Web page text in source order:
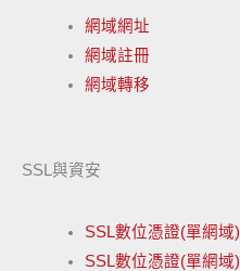
網域網址
網域註冊
網域轉移
SSL與資安
SSL數位憑證(單網域)
SSL數位憑證(單網域)